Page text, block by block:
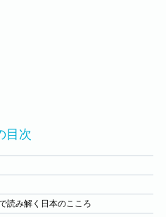
目次
読み解く日本のこころ